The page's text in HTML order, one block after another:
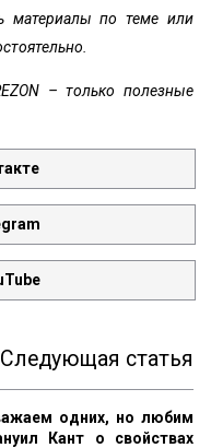
материалы по теме или
– только полезные
Следующая статья
одних, но любим
Кант о свойствах